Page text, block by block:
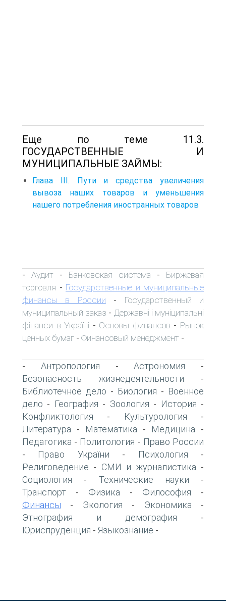
Еще по теме 11.3.
ГОСУДАРСТВЕННЫЕ И
МУНИЦИПАЛЬНЫЕ ЗАЙМЫ:
Глава III. Пути и средства увеличения
вывоза наших товаров и уменьшения
нашего потребления иностранных товаров
- Аудит - Банковская система - Биржевая
торговля - Государственные и муниципальные
финансы в России - Государственный и
муниципальный заказ - Державні і муніципальні
фінанси в Україні - Основы финансов - Рынок
ценных бумаг - Финансовый менеджмент -
- Антропология -Астрономия -
Безопасность жизнедеятельности -
Библиотечное дело - Биология - Военное
дело - География - Зоология - История -
Конфликтология - Культурология -
Литература - Математика - Медицина -
Педагогика - Политология - Право России
- Право України - Психология -
Религоведение - СМИ и журналистика -
Социология - Технические науки -
Транспорт - Физика - Философия -
Финансы - Экология - Экономика -
Этнография и демография -
Юриспруденция - Языкознание -